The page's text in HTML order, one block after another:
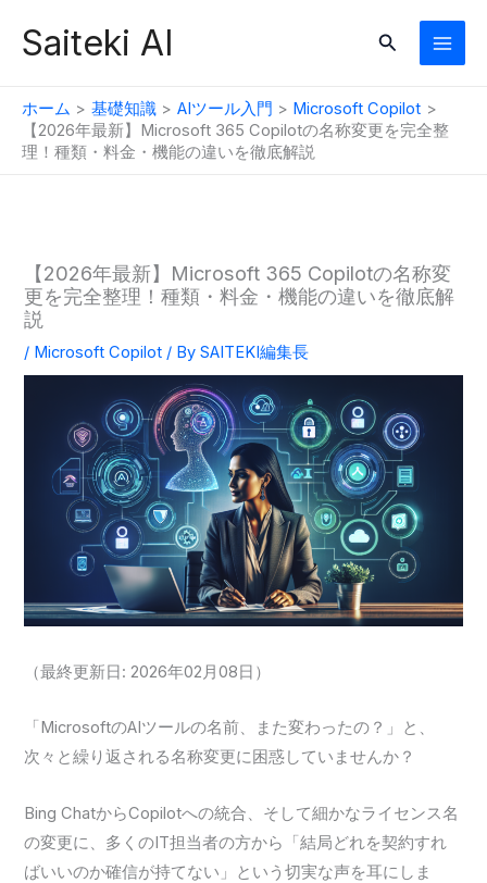
Saiteki AI
検
ホーム 基礎知識 AIツール入門
Microsoft Copilot
【2026年最新】Microsoft 365 Copilotの名称変更を完全整
理！種類・料金・機能の違いを徹底解説
【2026年最新】Microsoft 365 Copilotの名称変
更を完全整理！種類・料金・機能の違いを徹底解
説
/ Microsoft Copilot / BySAITEKI編集長
（最終更新日: 2026年02月08日）
「MicrosoftのAIツールの名前、また変わったの？」と、
次々と繰り返される名称変更に困惑していませんか？
Bing ChatからCopilotへの統合、そして細かなライセンス名
の変更に、多くのIT担当者の方から「結局どれを契約すれ
ばいいのか確信が持てない」という切実な声を耳にしま